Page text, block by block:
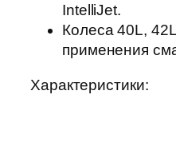
IntelliJet.
Колеса 40L,
применения
Характеристики: